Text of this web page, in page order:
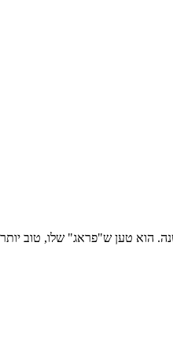
הוא טען ש"פראג" שלו, טוב